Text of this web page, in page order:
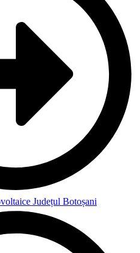
Județul Botoșani